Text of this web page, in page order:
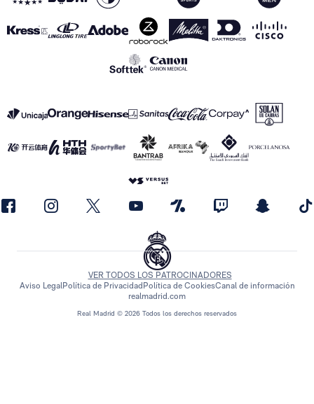
Real Madrid © 2026 Todos los derechos reservados
VER TODOS LOS PATROCINADORES
Aviso LegalPolítica de Privacidad Política de CookiesCanal de información
realmadrid.com